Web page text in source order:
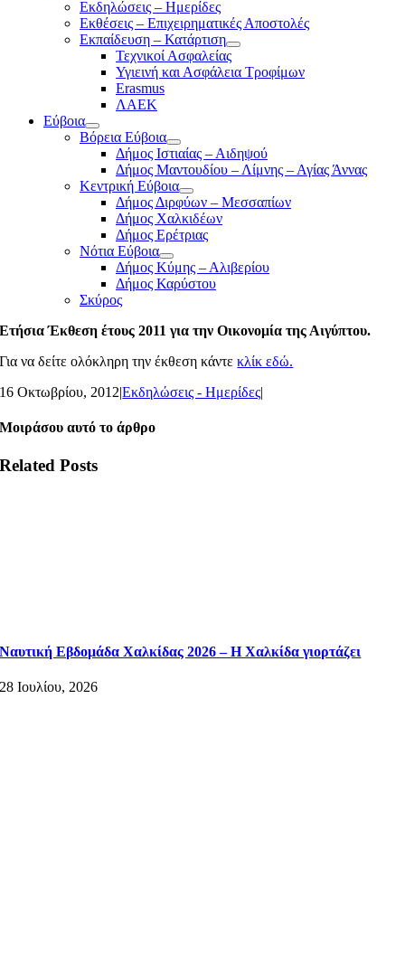
Εκδηλώσεις – Ημερίδες
Εκθέσεις – Επιχειρηματικές Αποστολές
Εκπαίδευση – Κατάρτιση
Τεχνικοί Ασφαλείας
Υγιεινή και Ασφάλεια Τροφίμων
Erasmus
ΛΑΕΚ
Εύβοια
Βόρεια Εύβοια
Δήμος Ιστιαίας – Αιδηψού
Δήμος Μαντουδίου – Λίμνης – Αγίας Άννας
Κεντρική Εύβοια
Δήμος Διρφύων – Μεσσαπίων
Δήμος Χαλκιδέων
Δήμος Ερέτριας
Νότια Εύβοια
Δήμος Κύμης – Αλιβερίου
Δήμος Καρύστου
Σκύρος
Ετήσια Έκθεση έτους 2011 για την Οικονομία της Αιγύπτου.
Για να δείτε ολόκληρη την έκθεση κάντεκλίκ εδώ.
16 Οκτωβρίου, 2012|Εκδηλώσεις - Ημερίδες|
Μοιράσου αυτό το άρθρο
Related Posts
Ναυτική Εβδομάδα Χαλκίδας 2026 – Η Χαλκίδα γιορτάζει
28 Ιουλίου, 2026